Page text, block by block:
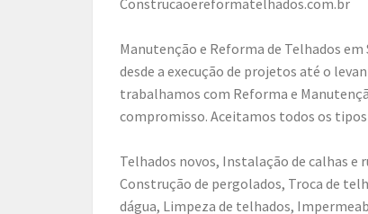
construcaoereformatelhados.com.br
Manutenção e Reforma de Telhados
desde a execução de projetos até o
trabalhamos com Reforma e
compromisso. Aceitamos todos os
Telhados novos, Instalação de calhas
Construção de pergolados, Troca de
dágua, Limpeza de telhados,